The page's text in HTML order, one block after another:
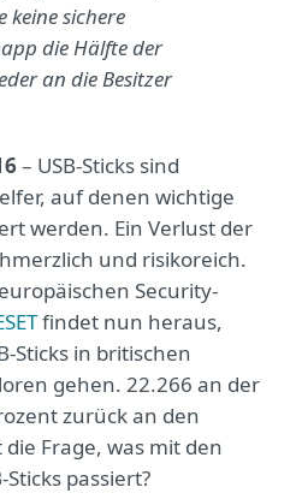
sichere
die Hälfte der
an die Besitzer
– USB-Sticks sind
auf denen wichtige
werden. Ein Verlust der
und risikoreich.
Security-
findet nun heraus,
Sticks in britischen
gehen. 22.266 an der
zurück an den
Frage, was mit den
passiert?